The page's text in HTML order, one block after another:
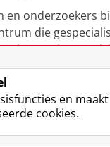
en onderzoekers
die
innovatie,
en
en
cookies.